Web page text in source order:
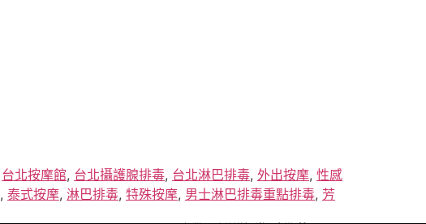
台北按摩館, 台北攝護腺排毒, 台北淋巴排毒, 外出按摩, 性感
, 泰式按摩, 淋巴排毒, 特殊按摩, 男士淋巴排毒重點排毒, 芳